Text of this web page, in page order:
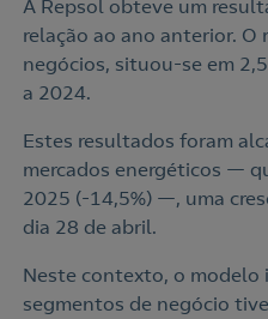
A Repsol obteve um
relação ao ano anterior.
negócios, situou-se em
a 2024.
Estes resultados foram
mercados energéticos —
2025 (-14,5%) —, uma
dia 28 de abril.
Neste contexto, o modelo
segmentos de negócio